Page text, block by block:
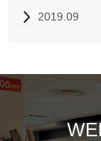
2019.09